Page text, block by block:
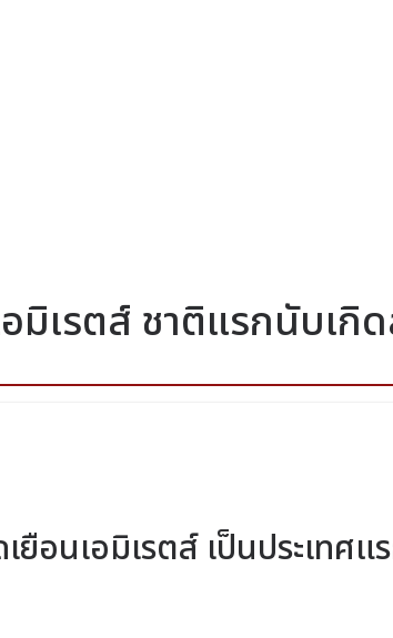
มิเรตส์ ชาติแรกนับเกิ
ยือนเอมิเรตส์ เป็นประเทศ